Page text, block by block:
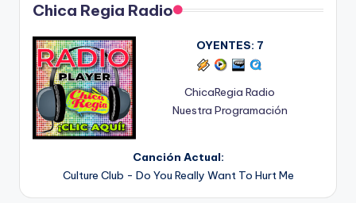
Chica Regia Radio
OYENTES: 7
ChicaRegia Radio
Nuestra Programación
Canción Actual:
Culture Club - Do You Really Want To Hurt Me